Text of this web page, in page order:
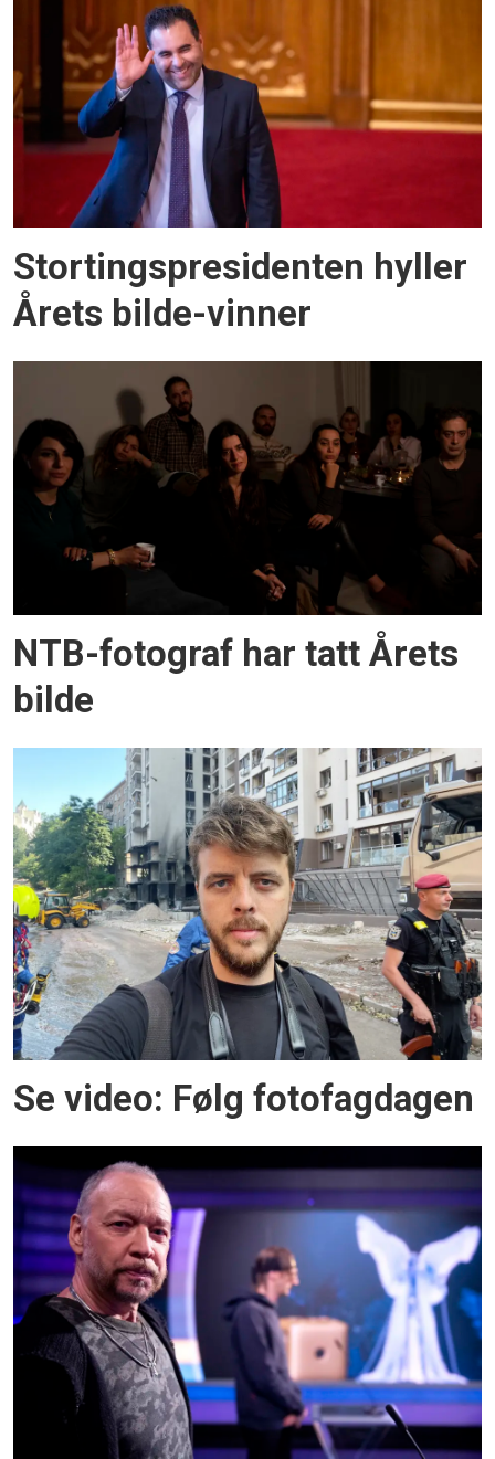
Stortingspresidenten hyller
Årets bilde-vinner
NTB-fotograf har tatt Årets
bilde
Se video: Følg fotofagdagen